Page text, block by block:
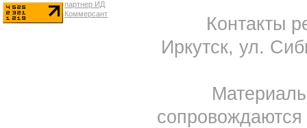
Контакты
Иркутск, ул.